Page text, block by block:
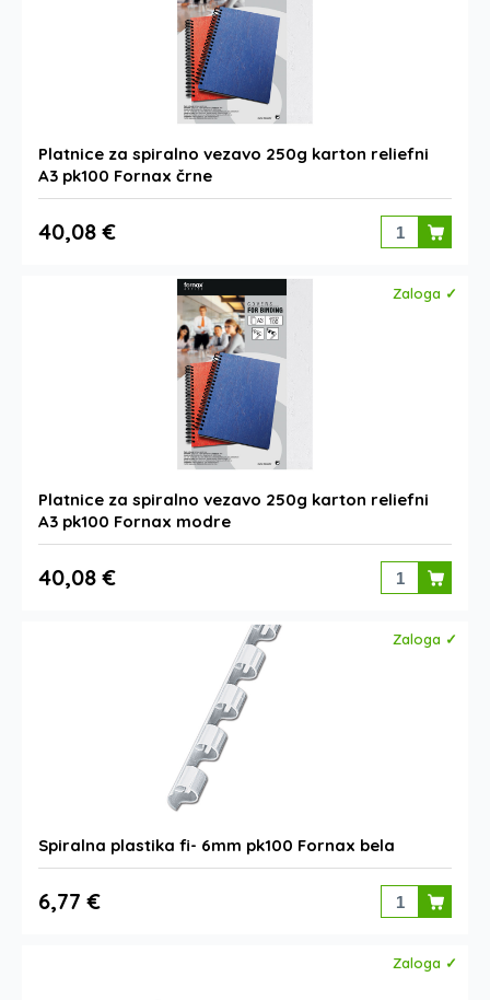
Platnice za spiralno vezavo 250g karton reliefni
A3 pk100 Fornax črne
40,08 €
Zaloga ✓
Platnice za spiralno vezavo 250g karton reliefni
A3 pk100 Fornax modre
40,08 €
Zaloga ✓
Spiralna plastika fi- 6mm pk100 Fornax bela
6,77 €
Zaloga ✓